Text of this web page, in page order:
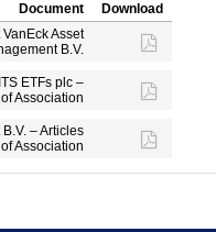
Document Download
Asset
B.V.
ETFs plc –
Association
– Articles
of Association